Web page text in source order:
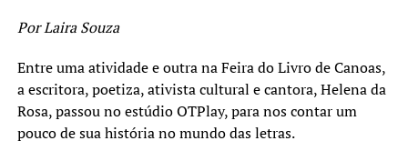
Por Laira Souza
Entre uma atividade e outra na Feira do Livro de Canoas,
a escritora, poetiza, ativista cultural e cantora, Helena da
Rosa, passou no estúdio OTPlay, para nos contar um
pouco de sua história no mundo das letras.